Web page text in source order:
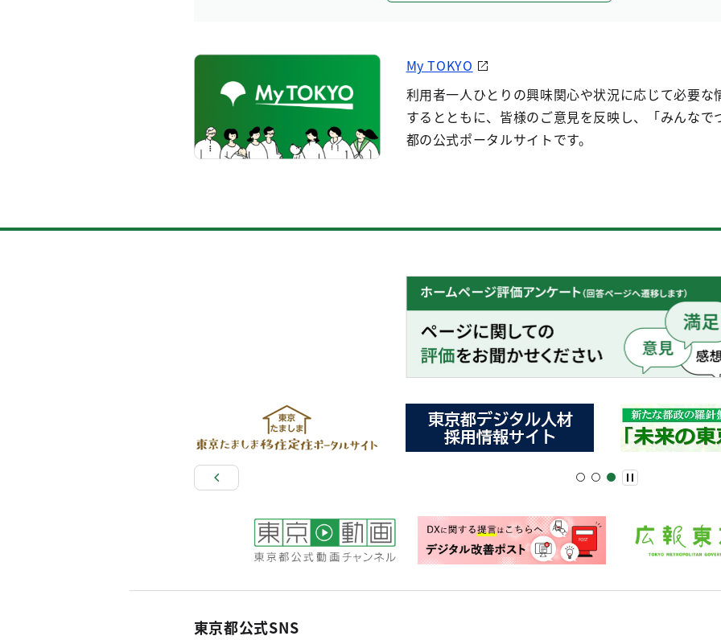
My TOKYO
利用者一人ひとりの興味関心や状況に応じて必要な
するとともに、皆様のご意見を反映し、「みんなで
都の公式ポータルサイトです。
東京都公式SNS